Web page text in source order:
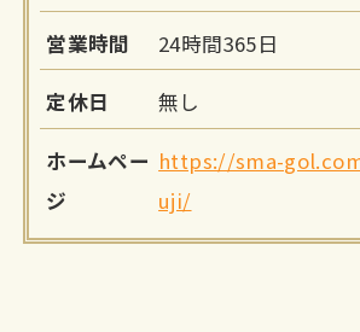
営業時間 24時間365日
定休日 無し
ホームペー
ジ
https://sma-
uji/